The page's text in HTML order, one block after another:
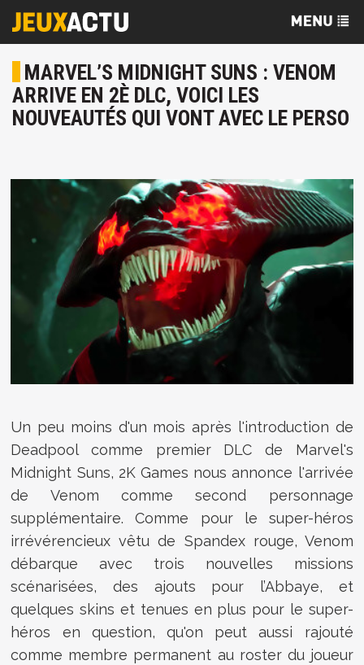
MARVEL’S MIDNIGHT SUNS : VENOM
ARRIVE EN 2È DLC, VOICI LES
NOUVEAUTÉS QUI VONT AVEC LE PERSO
Un peu moins d'un mois après l'introduction de
Deadpool comme premier DLC de Marvel's
Midnight Suns, 2K Games nous annonce l'arrivée
de Venom comme second personnage
supplémentaire. Comme pour le super-héros
irrévérencieux vêtu de Spandex rouge, Venom
débarque avec trois nouvelles missions
scénarisées, des ajouts pour l’Abbaye, et
quelques skins et tenues en plus pour le super-
héros en question, qu'on peut aussi rajouté
comme membre permanent au roster du joueur